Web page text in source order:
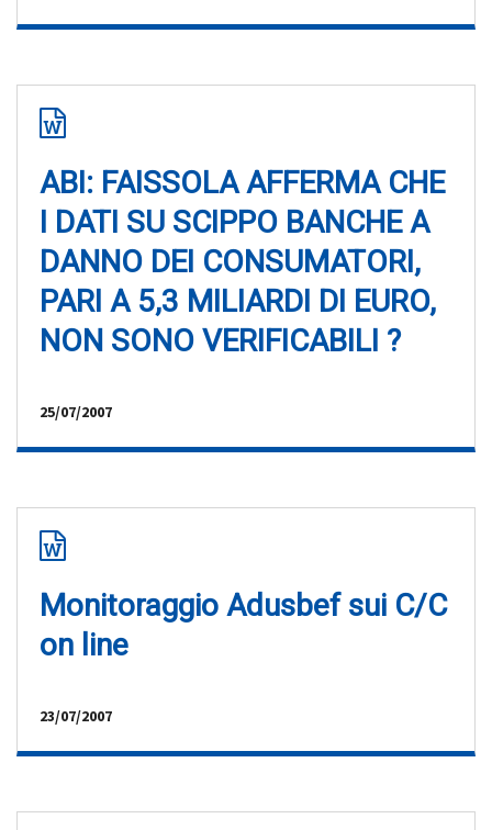
ABI: FAISSOLA AFFERMA CHE
I DATI SU SCIPPO BANCHE A
DANNO DEI CONSUMATORI,
PARI A 5,3 MILIARDI DI EURO,
NON SONO VERIFICABILI ?
25/07/2007
Monitoraggio Adusbef sui C/C
on line
23/07/2007